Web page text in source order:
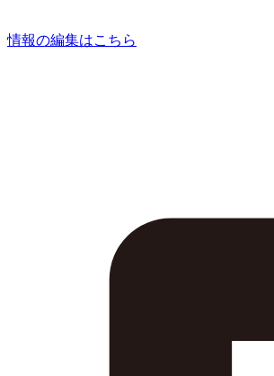
情報の編集はこちら